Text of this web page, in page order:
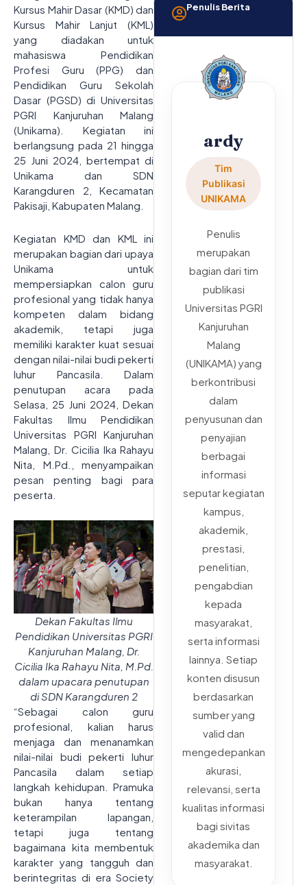
Kursus Mahir Dasar (KMD) dan
Kursus Mahir Lanjut (KML)
yang diadakan untuk
mahasiswa Pendidikan
Profesi Guru (PPG) dan
Pendidikan Guru Sekolah
Dasar (PGSD) di Universitas
PGRI Kanjuruhan Malang
(Unikama). Kegiatan ini
berlangsung pada 21 hingga
25 Juni 2024, bertempat di
Unikama dan SDN
Karangduren 2, Kecamatan
Pakisaji, Kabupaten Malang.
Kegiatan KMD dan KML ini
merupakan bagian dari upaya
Unikama untuk
mempersiapkan calon guru
profesional yang tidak hanya
kompeten dalam bidang
akademik, tetapi juga
memiliki karakter kuat sesuai
dengan nilai-nilai budi pekerti
luhur Pancasila. Dalam
penutupan acara pada
Selasa, 25 Juni 2024, Dekan
Fakultas Ilmu Pendidikan
Universitas PGRI Kanjuruhan
Malang, Dr. Cicilia Ika Rahayu
Nita, M.Pd., menyampaikan
pesan penting bagi para
peserta.
Dekan Fakultas Ilmu
Pendidikan Universitas PGRI
Kanjuruhan Malang, Dr.
Cicilia Ika Rahayu Nita, M.Pd.
dalam upacara penutupan
di SDN Karangduren 2
“Sebagai calon guru
profesional, kalian harus
menjaga dan menanamkan
nilai-nilai budi pekerti luhur
Pancasila dalam setiap
langkah kehidupan. Pramuka
bukan hanya tentang
keterampilan lapangan,
tetapi juga tentang
bagaimana kita membentuk
karakter yang tangguh dan
berintegritas di era Society
Penulis Berita
ardy
Tim
Publikasi
UNIKAMA
Penulis
merupakan
bagian dari tim
publikasi
Universitas PGRI
Kanjuruhan
Malang
(UNIKAMA) yang
berkontribusi
dalam
penyusunan dan
penyajian
berbagai
informasi
seputar kegiatan
kampus,
akademik,
prestasi,
penelitian,
pengabdian
kepada
masyarakat,
serta informasi
lainnya. Setiap
konten disusun
berdasarkan
sumber yang
valid dan
mengedepankan
akurasi,
relevansi, serta
kualitas informasi
bagi sivitas
akademika dan
masyarakat.